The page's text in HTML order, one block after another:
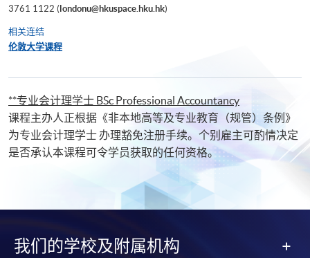
3761 1122 (londonu@hkuspace.hku.hk)
相关连结
伦敦大学课程
**专业会计理学士 BSc Professional Accountancy
课程主办人正根据《非本地高等及专业教育（规管）条例》
为专业会计理学士 办理豁免注册手续。个别雇主可酌情决定
是否承认本课程可令学员获取的任何资格。
我们的学校及附属机构